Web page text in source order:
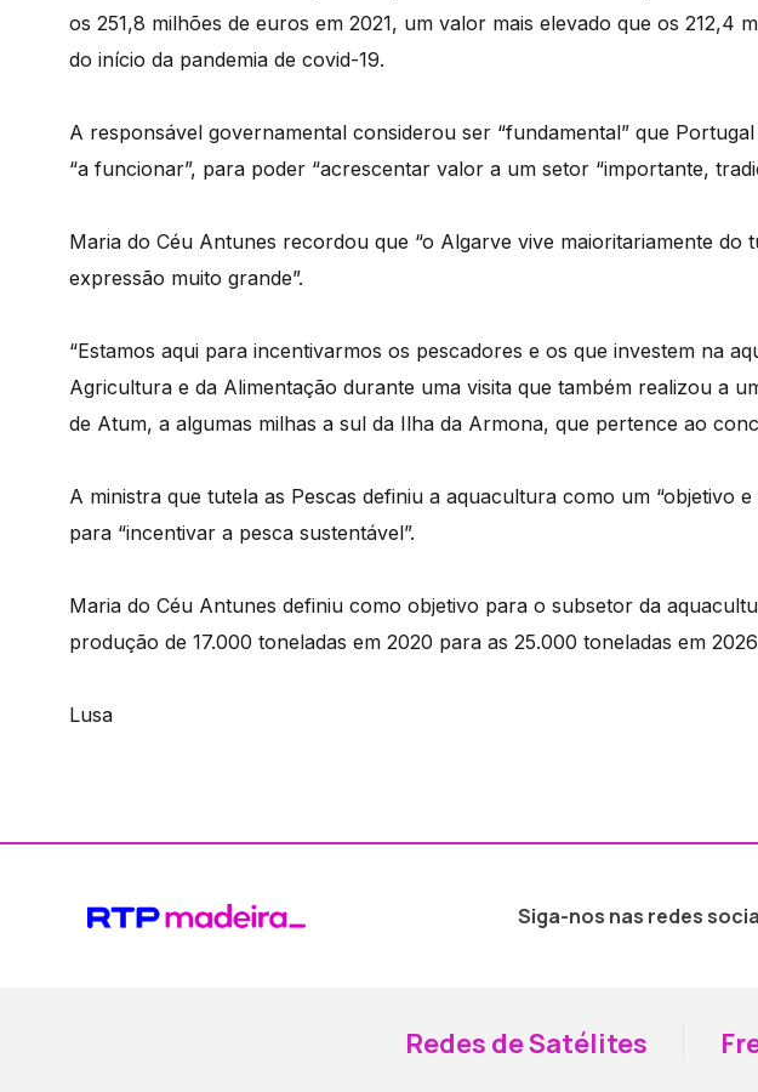
os 251,8 milhões de euros em 2021, um valor mais elevado que os 212,4
do início da pandemia de covid-19.
A responsável governamental considerou ser “fundamental” que
“a funcionar”, para poder “acrescentar valor a um setor “importante,
Maria do Céu Antunes recordou que “o Algarve vive maioritariamente do
expressão muito grande”.
“Estamos aqui para incentivarmos os pescadores e os que investem na
Agricultura e da Alimentação durante uma visita que também realizou a
de Atum, a algumas milhas a sul da Ilha da Armona, que pertence ao
A ministra que tutela as Pescas definiu a aquacultura como um “objetivo e
para “incentivar a pesca sustentável”.
Maria do Céu Antunes definiu como objetivo para o subsetor da
produção de 17.000 toneladas em 2020 para as 25.000 toneladas em
Lusa
Siga-nos nas redes
Redes de Satélites